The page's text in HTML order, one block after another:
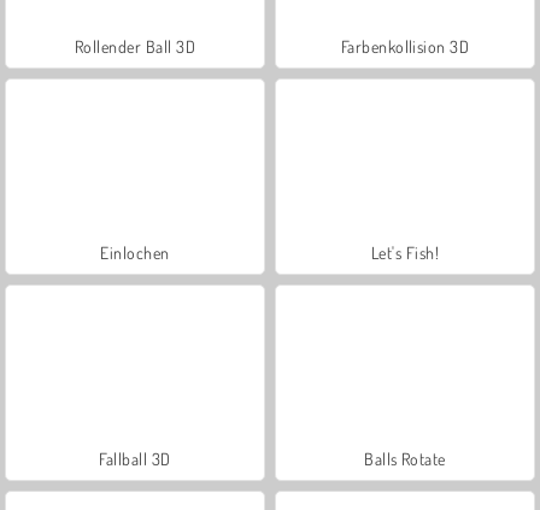
Rollender Ball 3D Farbenkollision 3D
Einlochen Let's Fish!
Fallball 3D Balls Rotate